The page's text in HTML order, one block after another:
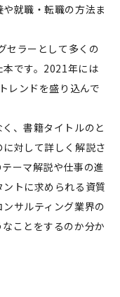
就職・転職の方法ま
セラーとして多くの
です。2021年には
レンドを盛り込んで
、書籍タイトルのと
対して詳しく解説さ
ーマ解説や仕事の進
トに求められる資質
サルティング業界の
ことをするのか分か